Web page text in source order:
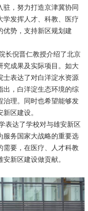
，努力打造京津冀协同
学发挥人才、科教、医疗
优势，支持新区规划建
长倪晋仁教授介绍了北京
究成果及实际项目。如大
士表达了对白洋淀水资源
出，白洋淀生态环境的综
治理。同时也希望能够发
区建设。
表达了学校对与雄安新区
服务国家大战略的重要选
需要，在医疗、人才科教
新区建设做贡献。